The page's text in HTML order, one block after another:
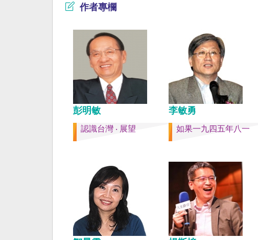
長期在黑夜哭泣。 如果一九四五
年八一五台灣獨立了，台灣早已
民主化，不必有長期戒嚴體制的
壓迫，也沒有隨中國國民黨從中
國流亡到台灣形成的流亡殖民群
落留下來的遺民問題。漢字文化
圈的國家台灣會傳承更多日本留
下來的風貌，如果吸引中國人來
台也是中國僑民或台灣新住民、
新國民，而不是什麼外省人。 如
果一九四五年八一五台灣獨立
主國家，不必在國民養成過程的
教育被教導成一個虛構的大國，
也不會有見證二二八事件的美國
副領事葛超智（G. Kerr）《被出
賣的台灣》這本書。台灣是三萬
六千多平方公里的美麗島嶼群
落，中央山脈南北相連，四面海
作者專欄
彭明敏
認識台灣 ‧ 展望
李敏勇
如果一九四五年八一